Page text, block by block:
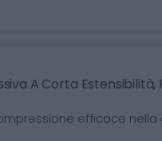
A Corta Estensibilità,
efficace